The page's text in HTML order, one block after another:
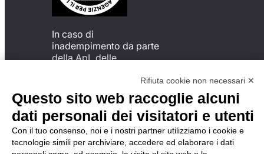
In caso di
inadempimento da parte
della ApL delle
del Codice di Condotta, è
possibile presentare un
reclamo
all’Organismo di
Monitoraggio utilizzando
una delle modalità
descritte al seguente
Rifiuta cookie non necessari ✕
Questo sito web raccoglie alcuni
dati personali dei visitatori e utenti
Con il tuo consenso, noi e i nostri partner utilizziamo i cookie e
tecnologie simili per archiviare, accedere ed elaborare i dati